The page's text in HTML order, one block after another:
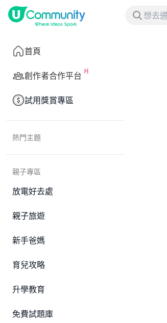
首頁
創作者合作平台
試用獎賞專區
熱門主題
親子專區
放電好去處
親子旅遊
新手爸媽
育兒攻略
升學教育
免費試題庫